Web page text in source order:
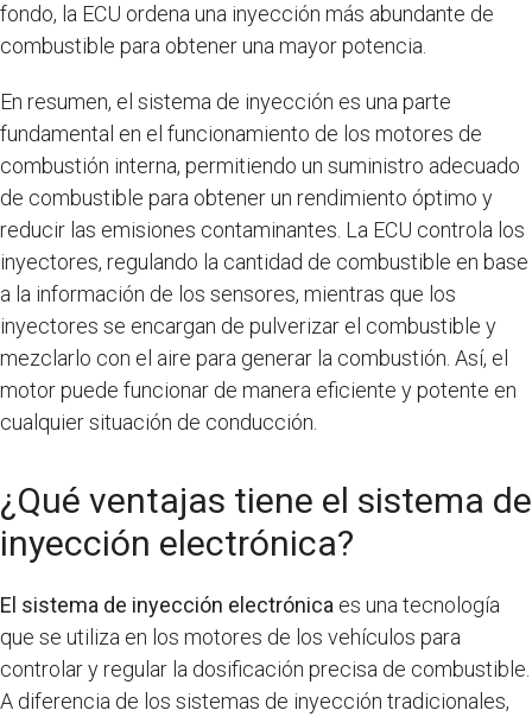
fondo, la ECU ordena una inyección más abundante de
combustible para obtener una mayor potencia.
En resumen, el sistema de inyección es una parte
fundamental en el funcionamiento de los motores de
combustión interna, permitiendo un suministro adecuado
de combustible para obtener un rendimiento óptimo y
reducir las emisiones contaminantes. La ECU controla los
inyectores, regulando la cantidad de combustible en base
a la información de los sensores, mientras que los
inyectores se encargan de pulverizar el combustible y
mezclarlo con el aire para generar la combustión. Así, el
motor puede funcionar de manera eficiente y potente en
cualquier situación de conducción.
¿Qué ventajas tiene el sistema de
inyección electrónica?
El sistema de inyección electrónica es una tecnología
que se utiliza en los motores de los vehículos para
controlar y regular la dosificación precisa de combustible.
A diferencia de los sistemas de inyección tradicionales,